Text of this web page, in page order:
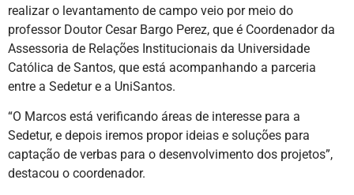
realizar o levantamento de campo veio por meio do
professor Doutor Cesar Bargo Perez, que é Coordenador da
Assessoria de Relações Institucionais da Universidade
Católica de Santos, que está acompanhando a parceria
entre a Sedetur e a UniSantos.
“O Marcos está verificando áreas de interesse para a
Sedetur, e depois iremos propor ideias e soluções para
captação de verbas para o desenvolvimento dos projetos”,
destacou o coordenador.